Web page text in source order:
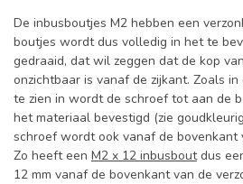
De inbusboutjes M2 hebben een
boutjes wordt dus volledig in het te
gedraaid, dat wil zeggen dat de kop
onzichtbaar is vanaf de zijkant. Zoals
te zien in wordt de schroef tot aan de
het materiaal bevestigd (zie
schroef wordt ook vanaf de bovenkant
Zo heeft een M2 x 12 inbusboutdus
12 mm vanaf de bovenkant van de